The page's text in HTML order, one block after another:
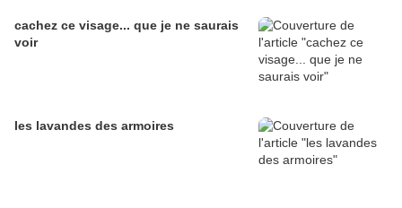
cachez ce visage... que je ne saurais
voir
les lavandes des armoires